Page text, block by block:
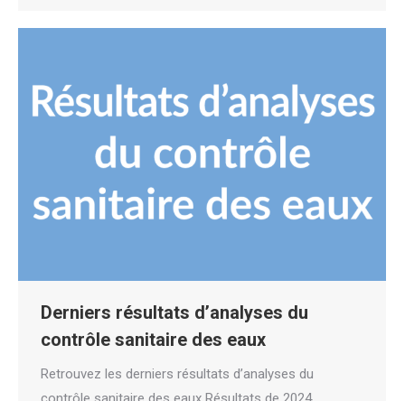
Derniers résultats d’analyses du
contrôle sanitaire des eaux
Retrouvez les derniers résultats d’analyses du